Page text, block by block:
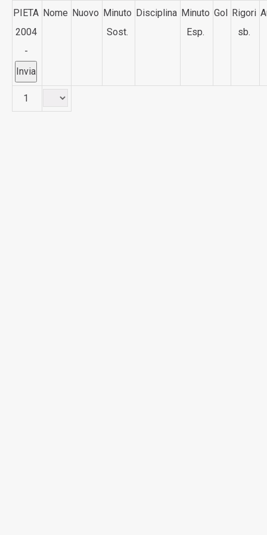
PIETA
2004
-
Nome Nuovo Minuto
Sost.
Disciplina Minuto
Esp.
Gol Rigori
sb.
1